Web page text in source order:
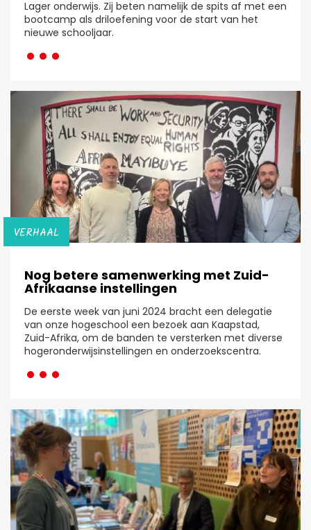
Lager onderwijs. Zij beten namelijk de spits af met een
bootcamp als driloefening voor de start van het
nieuwe schooljaar.
···
VERHAAL
Nog betere samenwerking met Zuid-
Afrikaanse instellingen
De eerste week van juni 2024 bracht een delegatie
van onze hogeschool een bezoek aan Kaapstad,
Zuid-Afrika, om de banden te versterken met diverse
hogeronderwijsinstellingen en onderzoekscentra.
···